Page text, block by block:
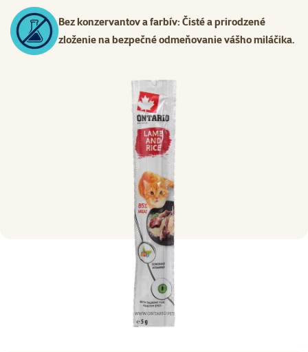
Bez konzervantov a farbív: Čisté a prirodzené
zloženie na bezpečné odmeňovanie vášho miláčika.